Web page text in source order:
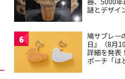
謎とデザイ
6
鳩サブレー
日』（8月
詳細を発表
ポーチ「は